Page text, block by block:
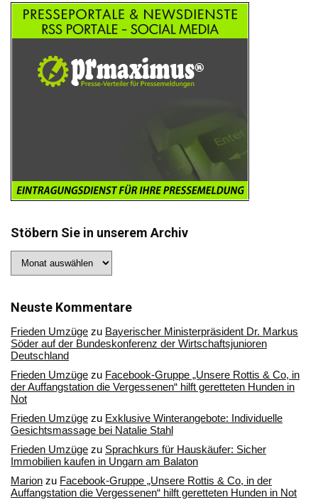
Stöbern Sie in unserem Archiv
Sie
Archiv
Neuste Kommentare
Frieden Umzüge zu Bayerischer Ministerpräsident Dr. Markus
Söder auf der Bundeskonferenz der Wirtschaftsjunioren
Deutschland
Frieden Umzüge zu Facebook-Gruppe „Unsere Rottis & Co, in
der Auffangstation die Vergessenen“ hilft geretteten Hunden in
Not
Frieden Umzüge zu Exklusive Winterangebote: Individuelle
Gesichtsmassage bei Natalie Stahl
Frieden Umzüge zu Sprachkurs für Hauskäufer: Sicher
Immobilien kaufen in Ungarn am Balaton
Marion zu Facebook-Gruppe „Unsere Rottis & Co, in der
Auffangstation die Vergessenen“ hilft geretteten Hunden in Not